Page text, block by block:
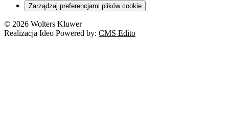
Zarządzaj preferencjami plików cookie
© 2026 Wolters Kluwer
Realizacja Ideo Powered by: CMS Edito